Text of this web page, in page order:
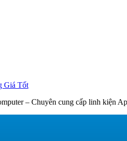
Giá Tốt
– Chuyên cung cấp linh kiện